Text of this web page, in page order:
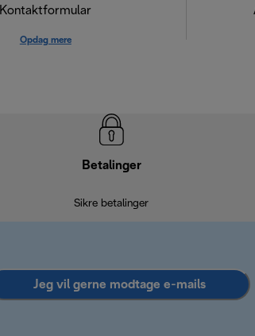
Kontaktformular
Opdag mere
Betalinger
Sikre betalinger
Jeg vil gerne modtage e-mails